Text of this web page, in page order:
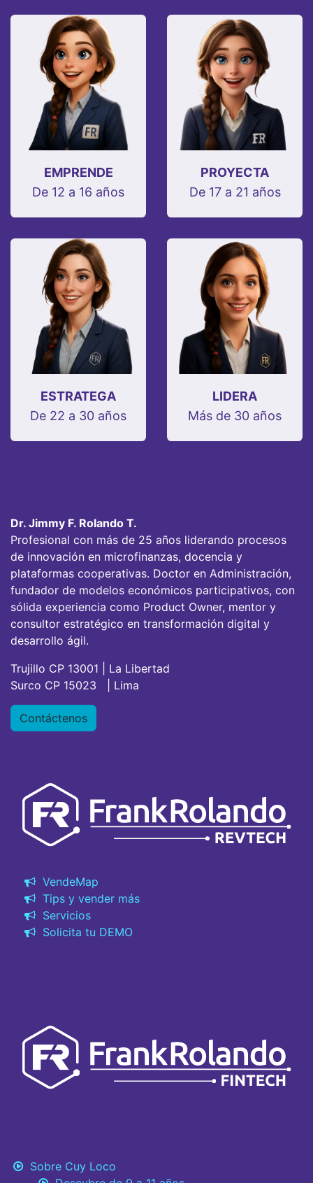
EMPRENDE
De 12 a 16 años
PROYECTA
De 17 a 21 años
ESTRATEGA
De 22 a 30 años
LIDERA
Más de 30 años
Dr. Jimmy F. Rolando T.
Profesional con más de 25 años liderando procesos
de innovación en microfinanzas, docencia y
plataformas cooperativas. Doctor en Administración,
fundador de modelos económicos participativos, con
sólida experiencia como Product Owner, mentor y
consultor estratégico en transformación digital y
desarrollo ágil.
Trujillo CP 13001 | La Libertad
Surco CP 15023 | Lima
Contáctenos
VendeMap
Tips y vender más
Servicios
Solicita tu DEMO
Sobre Cuy Loco